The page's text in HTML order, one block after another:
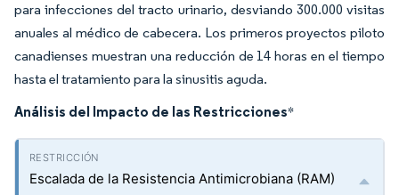
para infecciones del tracto urinario, desviando 300.000 visitas
anuales al médico de cabecera. Los primeros proyectos piloto
canadienses muestran una reducción de 14 horas en el tiempo
hasta el tratamiento para la sinusitis aguda.
Análisis del Impacto de las Restricciones*
Escalada de la Resistencia Antimicrobiana (RAM)